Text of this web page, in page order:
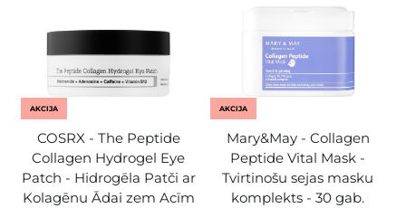
AKCIJA
COSRX - The Peptide
Collagen Hydrogel Eye
Patch - Hidrogēla Patči ar
Kolagēnu Ādai zem Acīm
AKCIJA
Mary&May - Collagen
Peptide Vital Mask -
Tvirtinošu sejas masku
komplekts - 30 gab.